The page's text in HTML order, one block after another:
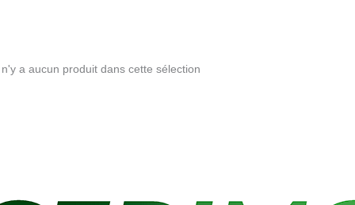
n'y a aucun produit dans cette sélection